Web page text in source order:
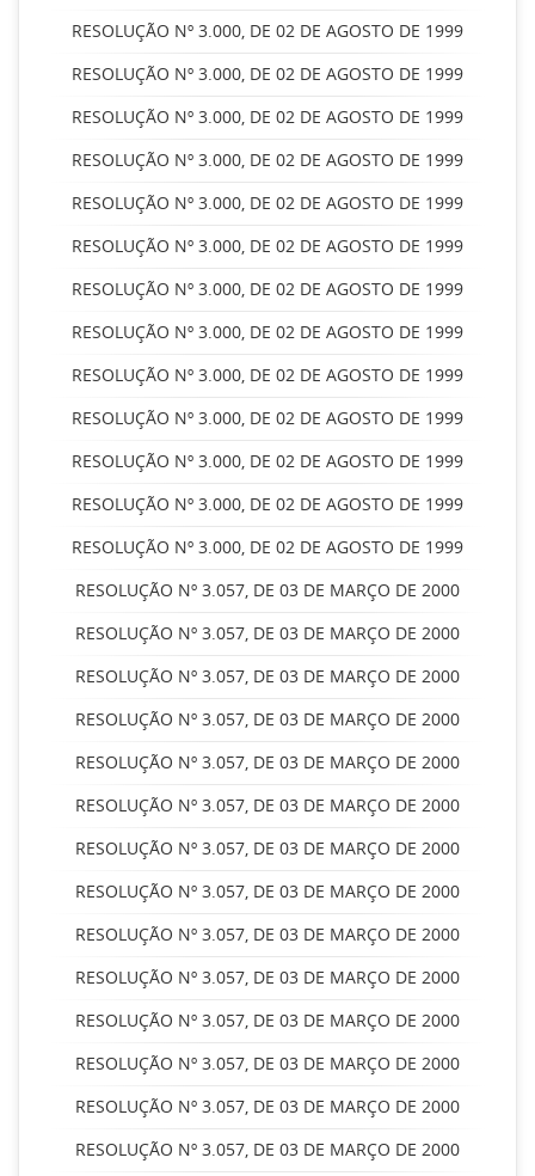
RESOLUÇÃO Nº 3.000, DE 02 DE AGOSTO DE 1999
RESOLUÇÃO Nº 3.000, DE 02 DE AGOSTO DE 1999
RESOLUÇÃO Nº 3.000, DE 02 DE AGOSTO DE 1999
RESOLUÇÃO Nº 3.000, DE 02 DE AGOSTO DE 1999
RESOLUÇÃO Nº 3.000, DE 02 DE AGOSTO DE 1999
RESOLUÇÃO Nº 3.000, DE 02 DE AGOSTO DE 1999
RESOLUÇÃO Nº 3.000, DE 02 DE AGOSTO DE 1999
RESOLUÇÃO Nº 3.000, DE 02 DE AGOSTO DE 1999
RESOLUÇÃO Nº 3.000, DE 02 DE AGOSTO DE 1999
RESOLUÇÃO Nº 3.000, DE 02 DE AGOSTO DE 1999
RESOLUÇÃO Nº 3.000, DE 02 DE AGOSTO DE 1999
RESOLUÇÃO Nº 3.000, DE 02 DE AGOSTO DE 1999
RESOLUÇÃO Nº 3.000, DE 02 DE AGOSTO DE 1999
RESOLUÇÃO Nº 3.057, DE 03 DE MARÇO DE 2000
RESOLUÇÃO Nº 3.057, DE 03 DE MARÇO DE 2000
RESOLUÇÃO Nº 3.057, DE 03 DE MARÇO DE 2000
RESOLUÇÃO Nº 3.057, DE 03 DE MARÇO DE 2000
RESOLUÇÃO Nº 3.057, DE 03 DE MARÇO DE 2000
RESOLUÇÃO Nº 3.057, DE 03 DE MARÇO DE 2000
RESOLUÇÃO Nº 3.057, DE 03 DE MARÇO DE 2000
RESOLUÇÃO Nº 3.057, DE 03 DE MARÇO DE 2000
RESOLUÇÃO Nº 3.057, DE 03 DE MARÇO DE 2000
RESOLUÇÃO Nº 3.057, DE 03 DE MARÇO DE 2000
RESOLUÇÃO Nº 3.057, DE 03 DE MARÇO DE 2000
RESOLUÇÃO Nº 3.057, DE 03 DE MARÇO DE 2000
RESOLUÇÃO Nº 3.057, DE 03 DE MARÇO DE 2000
RESOLUÇÃO Nº 3.057, DE 03 DE MARÇO DE 2000